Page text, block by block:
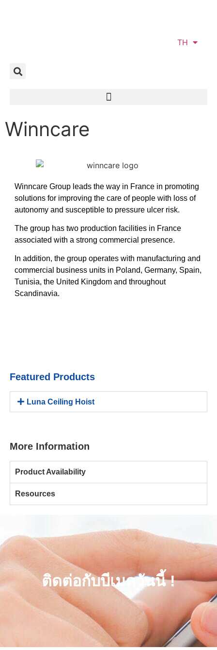
TH
Winncare
Winncare Group leads the way in France in promoting
solutions for improving the care of people with loss of
autonomy and susceptible to pressure ulcer risk.
The group has two production facilities in France
associated with a strong commercial presence.
In addition, the group operates with manufacturing and
commercial business units in Poland, Germany, Spain,
Tunisia, the United Kingdom and throughout
Scandinavia.
Featured Products
Luna Ceiling Hoist
More Information
Product Availability
Resources
ติดต่อกับบีเมควันนี้ !